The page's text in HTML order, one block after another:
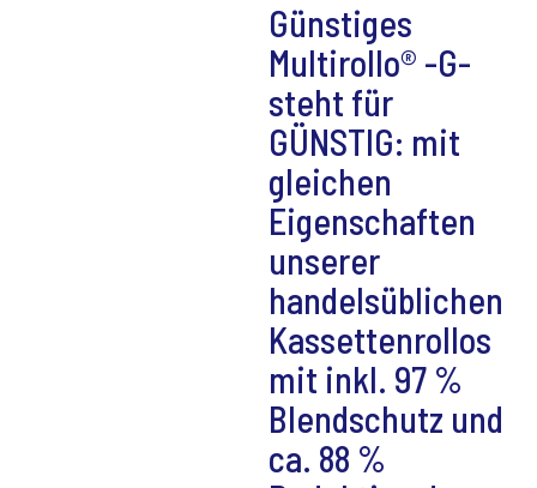
Günstiges
Multirollo® -G-
steht für
GÜNSTIG: mit
gleichen
Eigenschaften
unserer
handelsüblichen
Kassettenrollos
mit inkl. 97 %
Blendschutz und
ca. 88 %